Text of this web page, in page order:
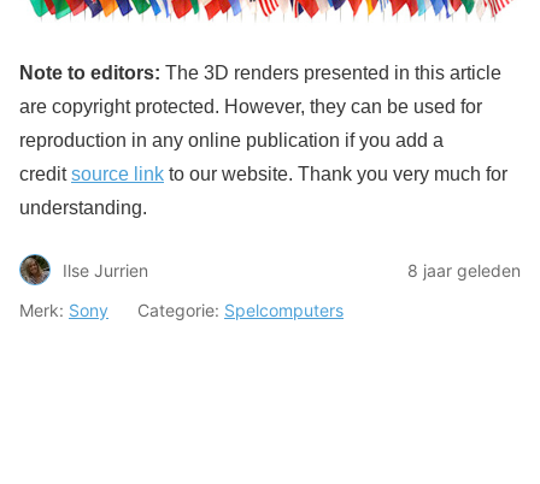
Note to editors: The 3D renders presented in this article
are copyright protected. However, they can be used for
reproduction in any online publication if you add a
creditsource link to our website. Thank you very much for
understanding.
Ilse Jurrien
8 jaar geleden
Merk: Sony Categorie: Spelcomputers